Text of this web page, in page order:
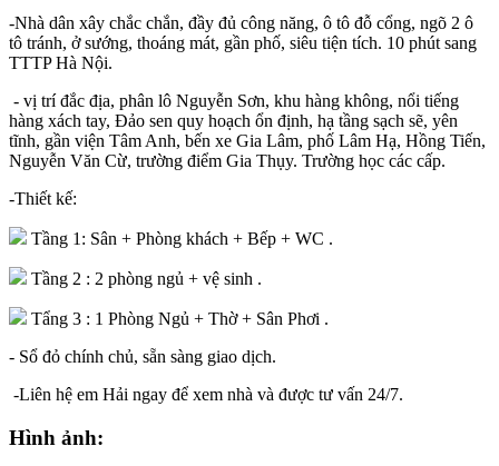
-Nhà dân xây chắc chắn, đầy đủ công năng, ô tô đỗ cổng, ngõ 2 ô
tô tránh, ở sướng, thoáng mát, gần phố, siêu tiện tích. 10 phút sang
TTTP Hà Nội.
- vị trí đắc địa, phân lô Nguyễn Sơn, khu hàng không, nổi tiếng
hàng xách tay, Đảo sen quy hoạch ổn định, hạ tầng sạch sẽ, yên
tĩnh, gần viện Tâm Anh, bến xe Gia Lâm, phố Lâm Hạ, Hồng Tiến,
Nguyễn Văn Cừ, trường điểm Gia Thụy. Trường học các cấp.
-Thiết kế:
Tầng 1: Sân + Phòng khách + Bếp + WC .
Tầng 2 : 2 phòng ngủ + vệ sinh .
Tẩng 3 : 1 Phòng Ngủ + Thờ + Sân Phơi .
- Sổ đỏ chính chủ, sẵn sàng giao dịch.
-Liên hệ em Hải ngay để xem nhà và được tư vấn 24/7.
Hình ảnh: